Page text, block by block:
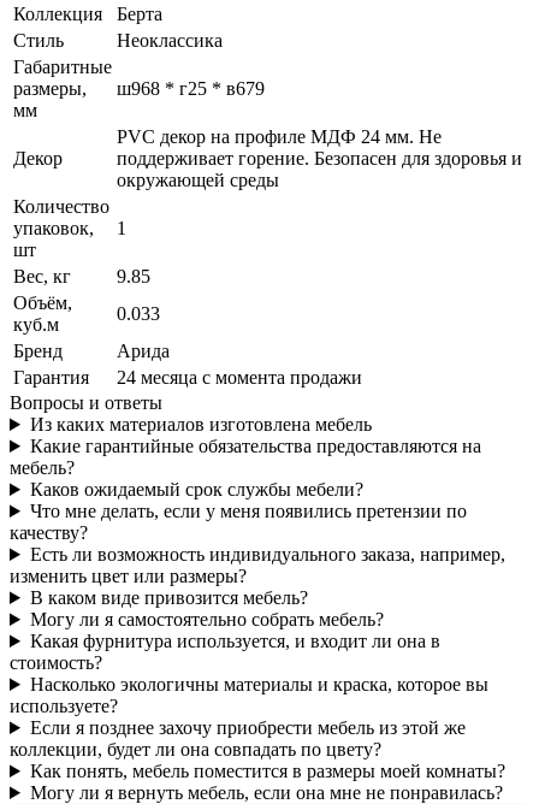
Коллекция
Берта
Стиль
Неоклассика
Габаритные
размеры,
мм
ш968 * г25 * в679
Декор
PVC декор на профиле МДФ 24 мм. Не
поддерживает горение. Безопасен для здоровья и
окружающей среды
Количество
упаковок,
шт
1
Вес, кг
9.85
Объём,
куб.м
0.033
Бренд
Арида
Гарантия
24 месяца с момента продажи
Вопросы и ответы
Из каких материалов изготовлена мебель
Какие гарантийные обязательства предоставляются на
мебель?
Каков ожидаемый срок службы мебели?
Что мне делать, если у меня появились претензии по
качеству?
Есть ли возможность индивидуального заказа, например,
изменить цвет или размеры?
В каком виде привозится мебель?
Могу ли я самостоятельно собрать мебель?
Какая фурнитура используется, и входит ли она в
стоимость?
Насколько экологичны материалы и краска, которое вы
используете?
Если я позднее захочу приобрести мебель из этой же
коллекции, будет ли она совпадать по цвету?
Как понять, мебель поместится в размеры моей комнаты?
Могу ли я вернуть мебель, если она мне не понравилась?